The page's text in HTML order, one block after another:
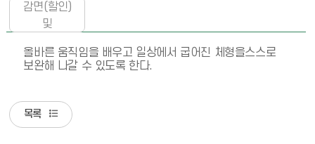
감면(할인)
및
올바른 움직임을 배우고 일상에서 굽어진 체형을스스로
보완해 나갈 수 있도록 한다.
목록